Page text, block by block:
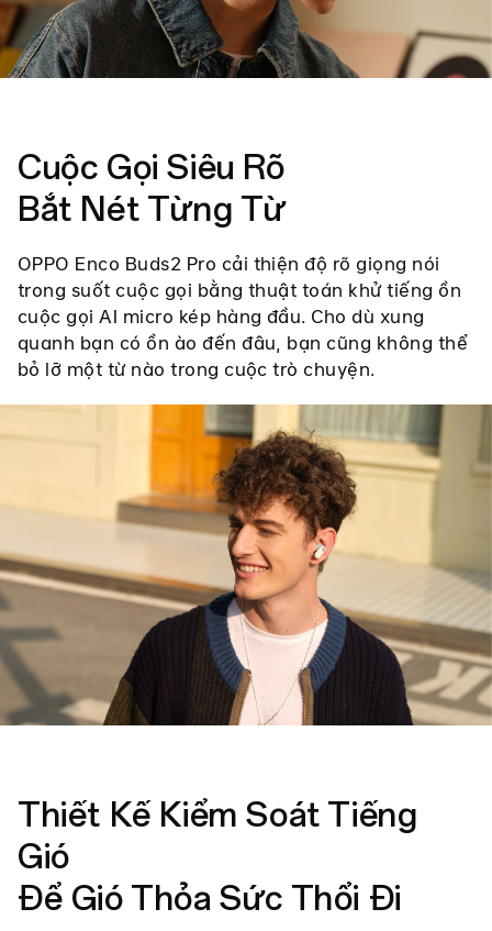
Cuộc Gọi Siêu Rõ
Bắt Nét Từng Từ
OPPO Enco Buds2 Pro cải thiện độ rõ giọng nói
trong suốt cuộc gọi bằng thuật toán khử tiếng ồn
cuộc gọi AI micro kép hàng đầu. Cho dù xung
quanh bạn có ồn ào đến đâu, bạn cũng không thể
bỏ lỡ một từ nào trong cuộc trò chuyện.
Thiết Kế Kiểm Soát Tiếng
Gió
Để Gió Thỏa Sức Thổi Đi